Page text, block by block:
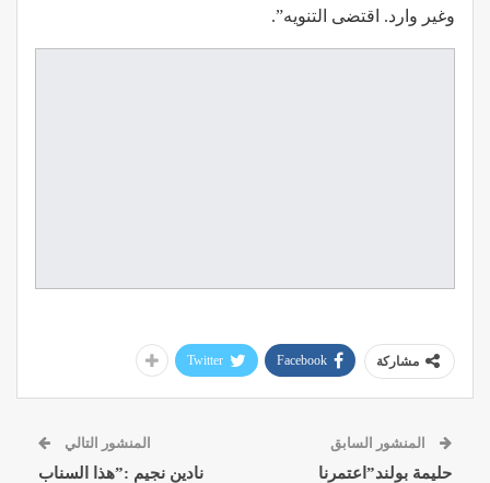
وغير وارد. اقتضى التنويه”.
مشاركة Facebook
Twitter
المنشور السابق
حليمة بولند”اعتمرنا
المنشور التالي
نادين نجيم :”هذا السناب